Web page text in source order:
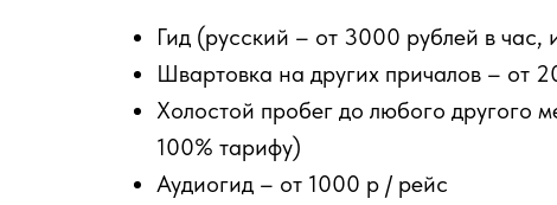
Гид (русский – от 3000 рублей в
Швартовка на других причалов – от
Холостой пробег до любого другого
100% тарифу)
Аудиогид – от 1000 р / рейс